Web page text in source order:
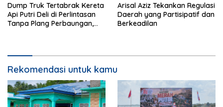
Dump Truk Tertabrak Kereta
Api Putri Deli di Perlintasan
Tanpa Plang Perbaungan,
Arisal Aziz Tekankan Regulasi
Daerah yang Partisipatif dan
Berkeadilan
Rekomendasi untuk kamu